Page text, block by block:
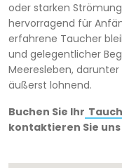
oder starken
hervorragend für
erfahrene Taucher
und gelegentlicher
Meeresleben, darunter
äußerst lohnend.
Buchen Sie Ihr
kontaktieren Sie uns